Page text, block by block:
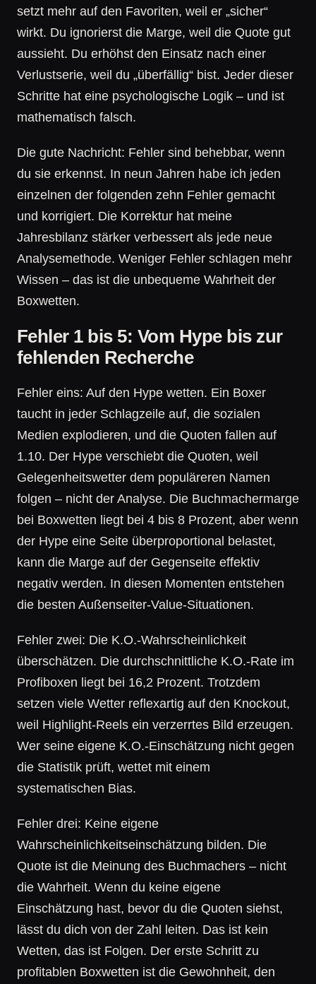
setzt mehr auf den Favoriten, weil er „sicher“
wirkt. Du ignorierst die Marge, weil die Quote gut
aussieht. Du erhöhst den Einsatz nach einer
Verlustserie, weil du „überfällig“ bist. Jeder dieser
Schritte hat eine psychologische Logik – und ist
mathematisch falsch.
Die gute Nachricht: Fehler sind behebbar, wenn
du sie erkennst. In neun Jahren habe ich jeden
einzelnen der folgenden zehn Fehler gemacht
und korrigiert. Die Korrektur hat meine
Jahresbilanz stärker verbessert als jede neue
Analysemethode. Weniger Fehler schlagen mehr
Wissen – das ist die unbequeme Wahrheit der
Boxwetten.
Fehler 1 bis 5: Vom Hype bis zur
fehlenden Recherche
Fehler eins: Auf den Hype wetten. Ein Boxer
taucht in jeder Schlagzeile auf, die sozialen
Medien explodieren, und die Quoten fallen auf
1.10. Der Hype verschiebt die Quoten, weil
Gelegenheitswetter dem populäreren Namen
folgen – nicht der Analyse. Die Buchmachermarge
bei Boxwetten liegt bei 4 bis 8 Prozent, aber wenn
der Hype eine Seite überproportional belastet,
kann die Marge auf der Gegenseite effektiv
negativ werden. In diesen Momenten entstehen
die besten Außenseiter-Value-Situationen.
Fehler zwei: Die K.O.-Wahrscheinlichkeit
überschätzen. Die durchschnittliche K.O.-Rate im
Profiboxen liegt bei 16,2 Prozent. Trotzdem
setzen viele Wetter reflexartig auf den Knockout,
weil Highlight-Reels ein verzerrtes Bild erzeugen.
Wer seine eigene K.O.-Einschätzung nicht gegen
die Statistik prüft, wettet mit einem
systematischen Bias.
Fehler drei: Keine eigene
Wahrscheinlichkeitseinschätzung bilden. Die
Quote ist die Meinung des Buchmachers – nicht
die Wahrheit. Wenn du keine eigene
Einschätzung hast, bevor du die Quoten siehst,
lässt du dich von der Zahl leiten. Das ist kein
Wetten, das ist Folgen. Der erste Schritt zu
profitablen Boxwetten ist die Gewohnheit, den